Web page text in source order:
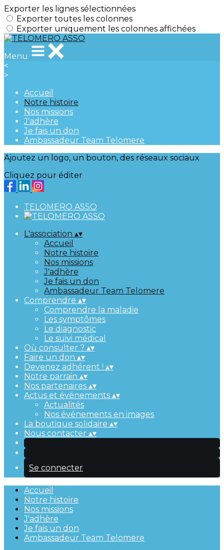
Exporter les lignes sélectionnées
Exporter toutes les colonnes
Exporter uniquement les colonnes affichées
Menu
<
>
Accueil
Notre histoire
Nos missions
J'adhère
Je fais un don
Ambassadeur Team Telomere
Ajoutez un logo, un bouton, des réseaux sociaux
Cliquez pour éditer
TELOMERO ASSO
L'association ▴▾
Accueil
Notre histoire
Nos missions
J'adhère
Je fais un don
Ambassadeur Team Telomere
Comprendre ▴▾
Comprendre la maladie
Les symptômes
Le diagnostic
Le suivi médical
Où consulter ? ▴▾
Faire un don ▴▾
Devenez adhérent ! ▴▾
Notre parrain ▴▾
Nos partenaires ▴▾
Actus et événements ▴▾
Actualités
Nos événements en images
La boutique solidaire ▴▾
Nous contacter ▴▾
Se connecter
Accueil
Notre histoire
Nos missions
J'adhère
Je fais un don
Ambassadeur Team Telomere